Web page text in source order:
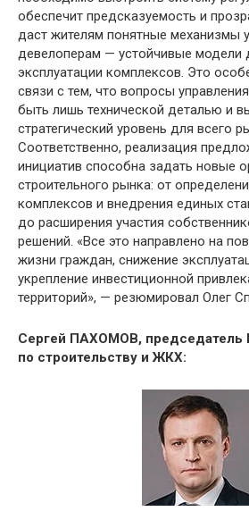
обеспечит предсказуемость и
даст жителям понятные механизмы
девелоперам — устойчивые модели
эксплуатации комплексов. Это
связи с тем, что вопросы
быть лишь технической деталью и
стратегический уровень для всего
Соответственно, реализация
инициатив способна задать новые
строительного рынка: от
комплексов и внедрения единых
до расширения участия
решений. «Все это направлено на
жизни граждан, снижение
укрепление инвестиционной
территорий», — резюмировал Олег
Сергей ПАХОМОВ, председатель
по строительству и ЖКХ: